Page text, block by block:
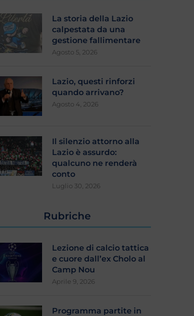
La storia della Lazio
calpestata da una
gestione fallimentare
Agosto 5, 2026
Lazio, questi rinforzi
quando arrivano?
Agosto 4, 2026
Il silenzio attorno alla
Lazio è assurdo:
qualcuno ne renderà
conto
Luglio 30, 2026
Rubriche
Lezione di calcio tattica
e cuore dall’ex Cholo al
Camp Nou
Aprile 9, 2026
Programma partite in